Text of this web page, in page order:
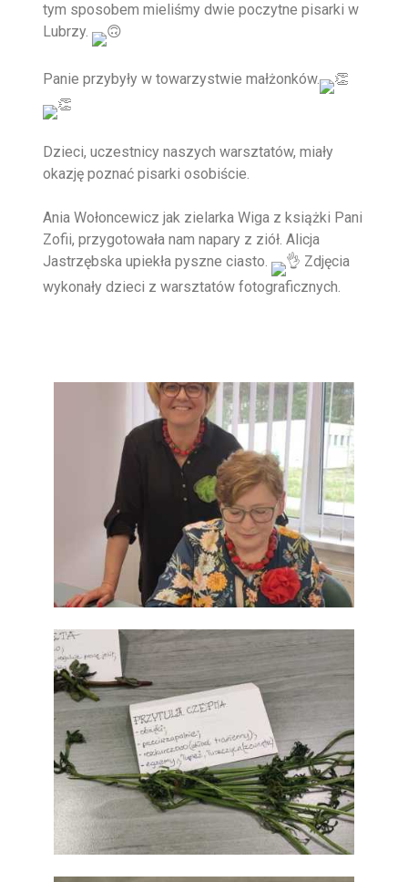
tym sposobem mieliśmy dwie poczytne pisarki w
Lubrzy.
Panie przybyły w towarzystwie małżonków.
Dzieci, uczestnicy naszych warsztatów, miały
okazję poznać pisarki osobiście.
Ania Wołoncewicz jak zielarka Wiga z książki Pani
Zofii, przygotowała nam napary z ziół. Alicja
Jastrzębska upiekła pyszne ciasto.
Zdjęcia
wykonały dzieci z warsztatów fotograficznych.